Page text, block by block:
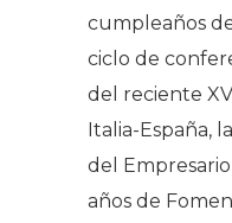
cumpleaños
ciclo de
del reciente
Italia-España,
del Empresario
años de